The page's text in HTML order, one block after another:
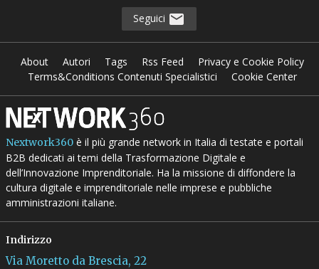
Seguici
About Autori Tags Rss Feed
Privacy e Cookie Policy
Terms&Conditions Contenuti Specialistici
Cookie Center
Nextwork360è il più grande network in Italia di testate e portali
B2B dedicati ai temi della Trasformazione Digitale e
dell’Innovazione Imprenditoriale. Ha la missione di diffondere la
cultura digitale e imprenditoriale nelle imprese e pubbliche
amministrazioni italiane.
Indirizzo
Via Moretto da Brescia, 22